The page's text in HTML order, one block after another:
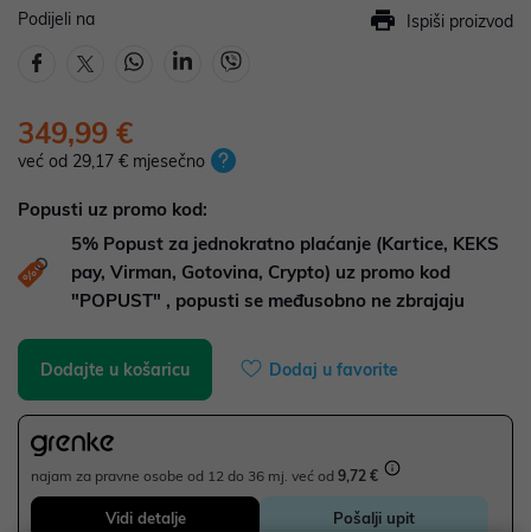
Podijeli na Ispiši proizvod
349,99 €
već od 29,17 € mjesečno
Popusti uz promo kod:
5% Popust za jednokratno plaćanje (Kartice, KEKS
pay, Virman, Gotovina, Crypto) uz promo kod
"POPUST" , popusti se međusobno ne zbrajaju
Dodajte u košaricu Dodaj u favorite
najam za pravne osobe od 12 do 36 mj. već od 9,72 €
Vidi detalje Pošalji upit